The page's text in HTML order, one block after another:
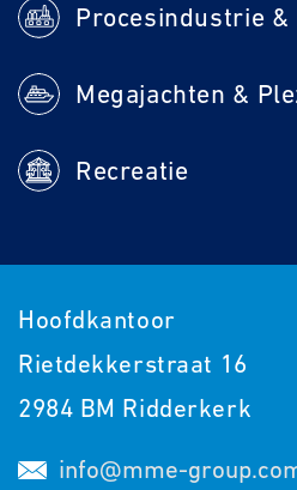
Hoofdkantoor
Rietdekkerstraat 16
2984 BM Ridderkerk
info@mme-
Procesindustrie &
Megajachten &
Recreatie